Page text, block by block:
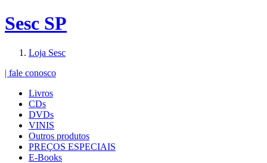
Sesc SP
Loja Sesc
| fale conosco
Livros
CDs
DVDs
VINIS
Outros produtos
PREÇOS ESPECIAIS
E-Books